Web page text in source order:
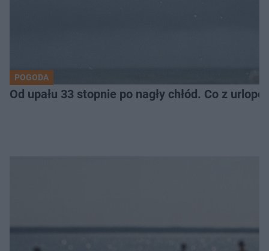
POGODA
Od upału 33 stopnie po nagły chłód. Co z